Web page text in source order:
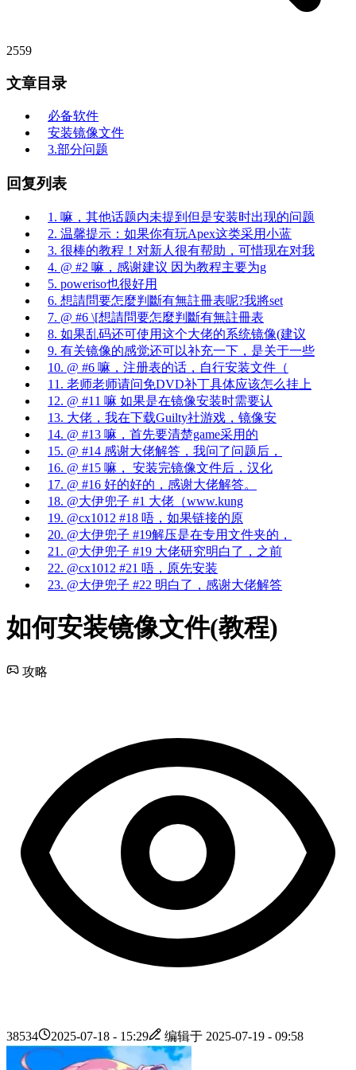
2559
文章目录
必备软件
安装镜像文件
3.部分问题
回复列表
1. 嘛，其他话题内未提到但是安装时出现的问题
2. 温馨提示：如果你有玩Apex这类采用小蓝
3. 很棒的教程！对新人很有帮助，可惜现在对我
4. @ #2 嘛，感谢建议 因为教程主要为g
5. poweriso也很好用
6. 想請問要怎麼判斷有無註冊表呢?我將set
7. @ #6 \[想請問要怎麼判斷有無註冊表
8. 如果乱码还可使用这个大佬的系统镜像(建议
9. 有关镜像的感觉还可以补充一下，是关于一些
10. @ #6 嘛，注册表的话，自行安装文件（
11. 老师老师请问免DVD补丁具体应该怎么挂上
12. @ #11 嘛 如果是在镜像安装时需要认
13. 大佬，我在下载Guilty社游戏，镜像安
14. @ #13 嘛，首先要清楚game采用的
15. @ #14 感谢大佬解答，我问了问题后，
16. @ #15 嘛， 安装完镜像文件后，汉化
17. @ #16 好的好的，感谢大佬解答。
18. @大伊兜子 #1 大佬（www.kung
19. @cx1012 #18 唔，如果链接的原
20. @大伊兜子 #19解压是在专用文件夹的，
21. @大伊兜子 #19 大佬研究明白了，之前
22. @cx1012 #21 唔，原先安装
23. @大伊兜子 #22 明白了，感谢大佬解答
如何安装镜像文件(教程)
攻略
38534 2025-07-18 - 15:29 编辑于 2025-07-19 - 09:58